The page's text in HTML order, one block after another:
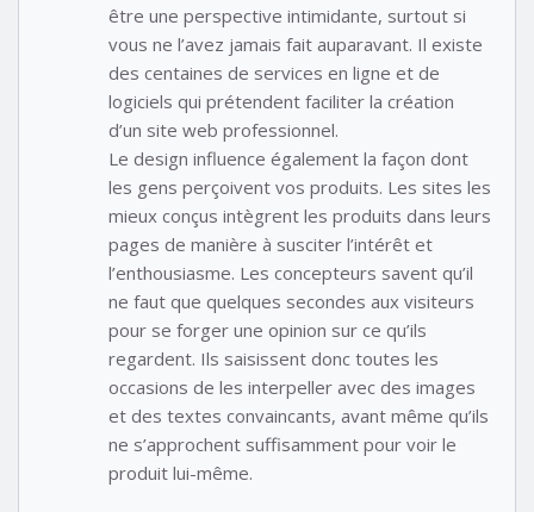
être une perspective intimidante, surtout si
vous ne l’avez jamais fait auparavant. Il existe
des centaines de services en ligne et de
logiciels qui prétendent faciliter la création
d’un site web professionnel.
Le design influence également la façon dont
les gens perçoivent vos produits. Les sites les
mieux conçus intègrent les produits dans leurs
pages de manière à susciter l’intérêt et
l’enthousiasme. Les concepteurs savent qu’il
ne faut que quelques secondes aux visiteurs
pour se forger une opinion sur ce qu’ils
regardent. Ils saisissent donc toutes les
occasions de les interpeller avec des images
et des textes convaincants, avant même qu’ils
ne s’approchent suffisamment pour voir le
produit lui-même.